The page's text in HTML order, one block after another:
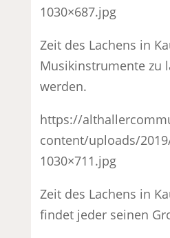
1030×687.jpg
Zeit des Lachens in
Musikinstrumente zu
werden.
https://
content/uploads/
1030×711.jpg
Zeit des Lachens in
findet jeder seinen